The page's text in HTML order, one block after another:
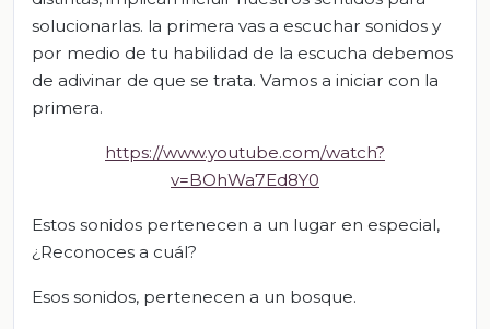
solucionarlas. la primera vas a escuchar sonidos y
por medio de tu habilidad de la escucha debemos
de adivinar de que se trata. Vamos a iniciar con la
primera.
https://www.youtube.com/watch?
v=BOhWa7Ed8Y0
Estos sonidos pertenecen a un lugar en especial,
¿Reconoces a cuál?
Esos sonidos, pertenecen a un bosque.